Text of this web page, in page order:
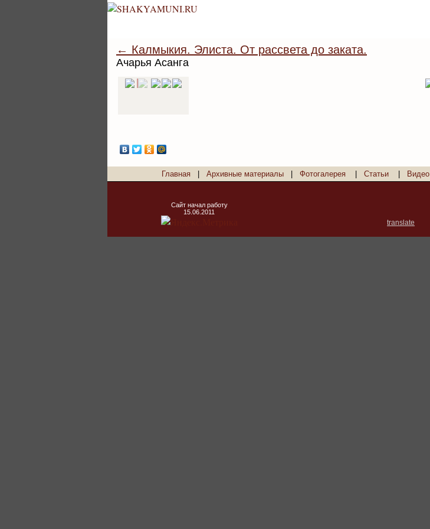
← Калмыкия. Элиста. От рассвета до заката.
Ачарья Асанга
Главная Архивные материалы Фотогалерея Статьи Видео
Сайт начал работу
15.06.2011
translate